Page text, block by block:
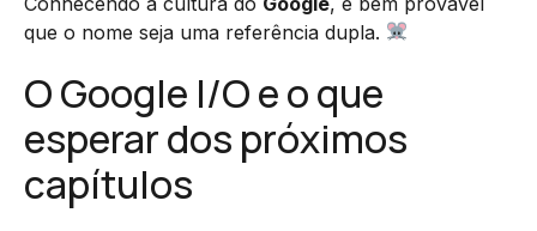
que o nome seja uma referência dupla.
O Google I/O e o que
esperar dos próximos
capítulos